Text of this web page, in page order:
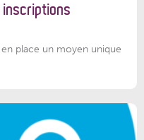
inscriptions
place un moyen unique